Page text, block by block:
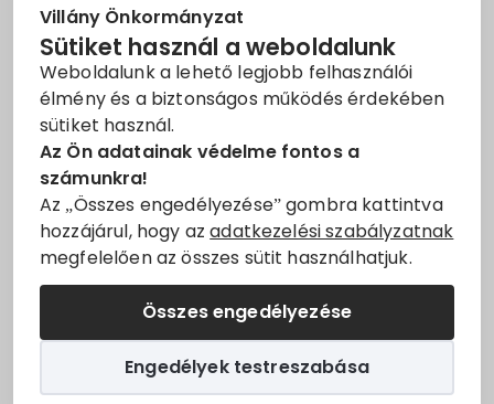
Villány Önkormányzat
Sütiket használ a weboldalunk
Weboldalunk a lehető legjobb felhasználói
élmény és a biztonságos működés érdekében
sütiket használ.
Az Ön adatainak védelme fontos a
számunkra!
Az „Összes engedélyezése” gombra kattintva
hozzájárul, hogy azadatkezelési szabályzatnak
megfelelően az összes sütit használhatjuk.
Összes engedélyezése
Engedélyek testreszabása
Rendelettár
Pályázatok
Dokumentumok
Állásajánlatok
Szolgáltatók
Turizmus
Választási információk
Áramszünet EON Tájékoztató
Tisztelt Ügyfelünk!
Tájékoztatjuk, hogy az áramszolgáltatást
időszakosan szüneteltetjük
2025.07.08-án 8 órától 16 óráig
A meghirdetett áramszünet oka:Fejlesztési
munkálatok elvégzése
Érintett utcák szakaszok: